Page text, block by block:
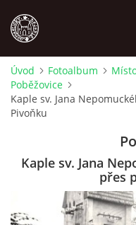
MÍSTOPIS
OSOBNOSTI
OSTATNÍ
Úvod Fotoalbum
Poběžovice
Kaple sv. Jana
Pivoňku
Kaple sv. Jana
přes